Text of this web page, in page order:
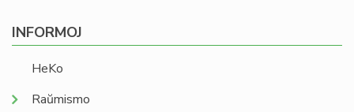
INFORMOJ
HeKo
Raŭmismo